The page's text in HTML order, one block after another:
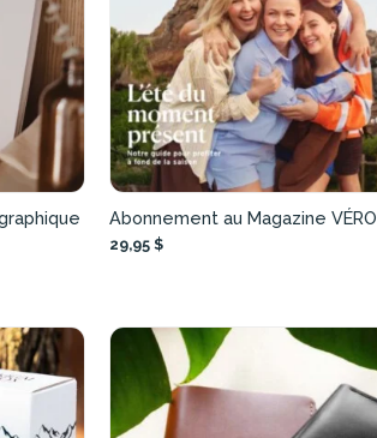
Abonnement au Magazine VÉRO
29,95 $